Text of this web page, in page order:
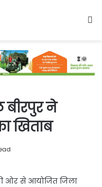
ने
खिताब
ओर से आयोजित जिला